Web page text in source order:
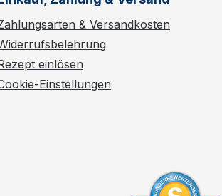
& Versandkosten
einlösen
Einstellungen